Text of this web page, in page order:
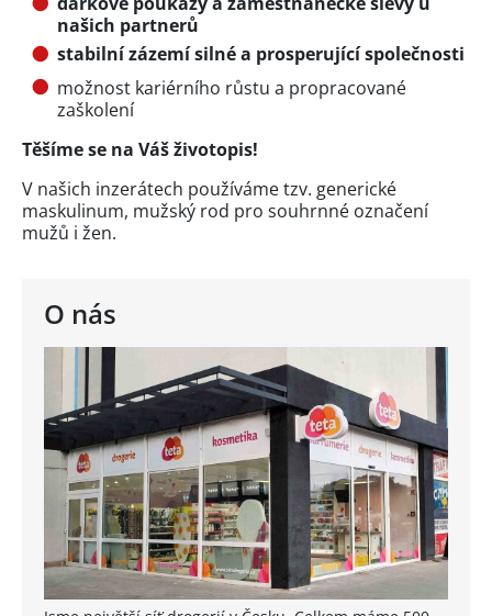
O nás
našich partnerů
stabilní zázemí silné a prosperující společnosti
možnost kariérního růstu a propracované
zaškolení
Těšíme se na Váš životopis!
V našich inzerátech používáme tzv. generické
maskulinum, mužský rod pro souhrnné označení
mužů i žen.